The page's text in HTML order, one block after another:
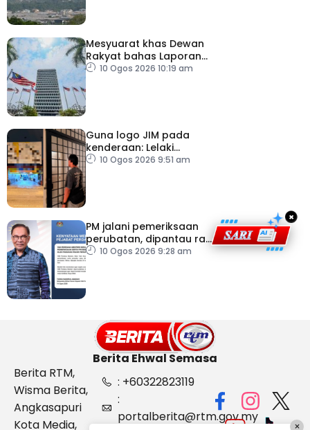
Mesyuarat khas Dewan
Rakyat bahas Laporan
RCI Tabung Haji, esok
10 Ogos 2026 10:19 am
Guna logo JIM pada
kenderaan: Lelaki
Pakistan dicekup
10 Ogos 2026 9:51 am
PM jalani pemeriksaan
perubatan, dipantau rapi
dua hari
10 Ogos 2026 9:28 am
×
Berita Ehwal Semasa
Berita RTM,
Wisma Berita,
Angkasapuri
Kota Media,
: +60322823119
:
portalberita@rtm.gov.my
×